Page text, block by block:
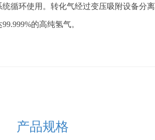
统循环使用。转化气经过变压吸附设备分离
的高纯氢气。
产品规格